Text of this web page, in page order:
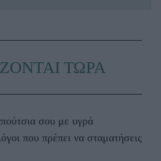
ΤΩΡΑ
σου με υγρά
που πρέπει να σταματήσεις